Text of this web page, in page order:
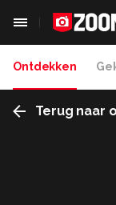
Ontdekken
Terug naar